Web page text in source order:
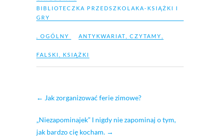
BIBLIOTECZKA PRZEDSZKOLAKA-KSIĄŻKI I
GRY
OGÓLNY ANTYKWARIAT CZYTAMY
FALSKI KSIĄŻKI
← Jak zorganizować ferie zimowe?
„Niezapominajek” I nigdy nie zapominaj o tym,
jak bardzo cię kocham. →